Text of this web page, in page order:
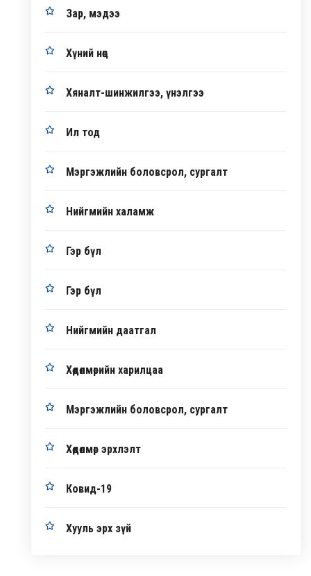
Зар, мэдээ
Хүний нөөц
Хяналт-шинжилгээ, үнэлгээ
Ил тод
Мэргэжлийн боловсрол, сургалт
Нийгмийн халамж
Гэр бүл
Гэр бүл
Нийгмийн даатгал
Хөдөлмөрийн харилцаа
Мэргэжлийн боловсрол, сургалт
Хөдөлмөр эрхлэлт
Ковид-19
Хууль эрх зүй